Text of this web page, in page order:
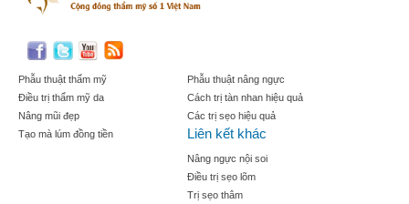
Phẫu thuật thẩm mỹ
Điều trị thẩm mỹ da
Nâng mũi đẹp
Tạo mà lúm đồng tiền
Phẫu thuật nâng ngực
Cách trị tàn nhan hiệu quả
Các trị sẹo hiệu quả
Liên kết khác
Nâng ngực nội soi
Điều trị sẹo lõm
Trị sẹo thâm